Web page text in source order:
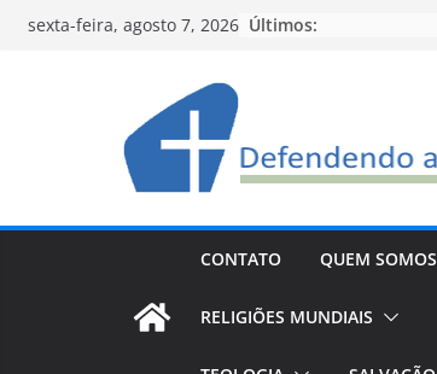
Pularsexta-feira, agosto 7, 2026 Últimos:
CONTATO QUEM SOMOS
RELIGIÕES MUNDIAIS